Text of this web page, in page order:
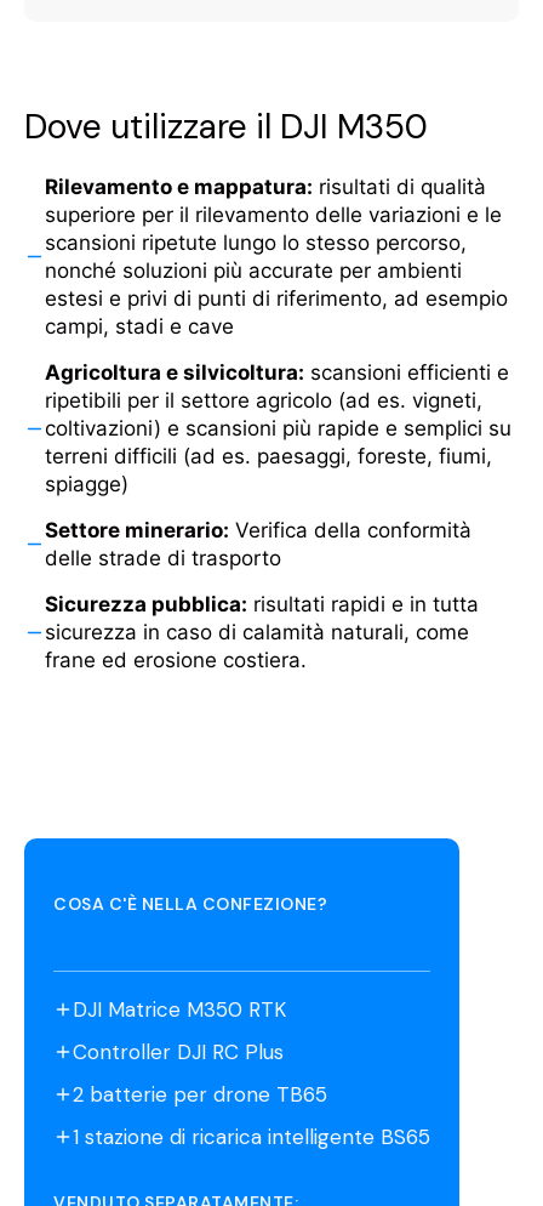
Dove utilizzare il DJI M350
Rilevamento e mappatura: risultati di qualità
superiore per il rilevamento delle variazioni e le
scansioni ripetute lungo lo stesso percorso,
nonché soluzioni più accurate per ambienti
estesi e privi di punti di riferimento, ad esempio
campi, stadi e cave
Agricoltura e silvicoltura: scansioni efficienti e
ripetibili per il settore agricolo (ad es. vigneti,
coltivazioni) e scansioni più rapide e semplici su
terreni difficili (ad es. paesaggi, foreste, fiumi,
spiagge)
Settore minerario: Verifica della conformità
delle strade di trasporto
Sicurezza pubblica: risultati rapidi e in tutta
sicurezza in caso di calamità naturali, come
frane ed erosione costiera.
COSA C'È NELLA CONFEZIONE?
DJI Matrice M350 RTK
Controller DJI RC Plus
2 batterie per drone TB65
1 stazione di ricarica intelligente BS65